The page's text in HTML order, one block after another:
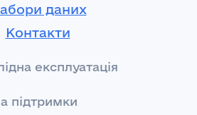
даних
Контакти
експлуатація
підтримки